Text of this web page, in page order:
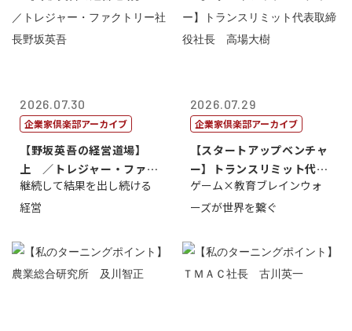
2026.07.30
企業家倶楽部アーカイブ
【野坂英吾の経営道場】
上 ／トレジャー・ファク
トリー社長野坂...
継続して結果を出し続ける
経営
2026.07.29
企業家倶楽部アーカイブ
【スタートアップベンチャ
ー】トランスリミット代表
取締役社長 ...
ゲーム×教育ブレインウォ
ーズが世界を繋ぐ